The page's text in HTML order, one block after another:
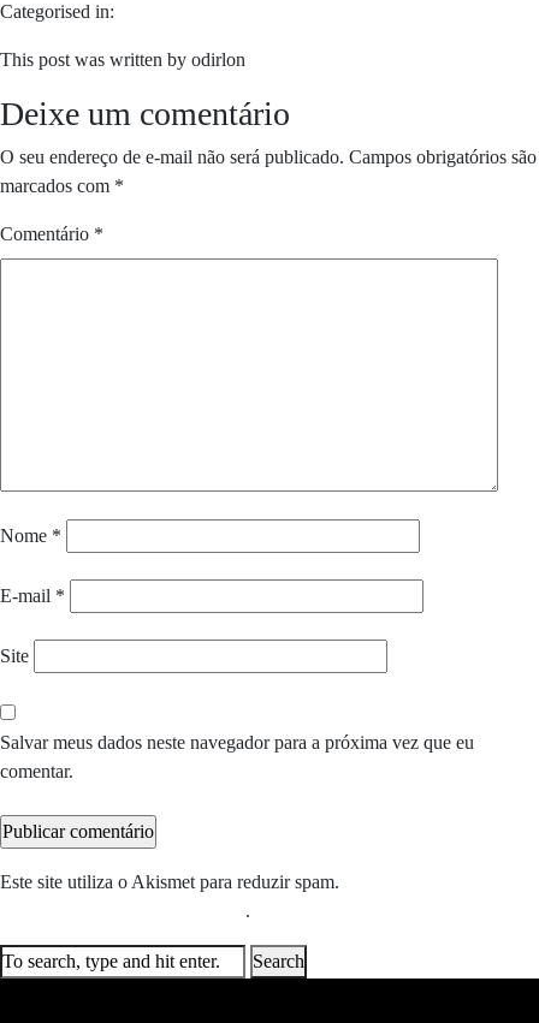
Categorised in:
This post was written by odirlon
Deixe um comentário
O seu endereço de e-mail não será publicado. Campos obrigatórios são
marcados com *
Comentário *
Nome *
E-mail *
Site
Salvar meus dados neste navegador para a próxima vez que eu
comentar.
Este site utiliza o Akismet para reduzir spam.
.
Search